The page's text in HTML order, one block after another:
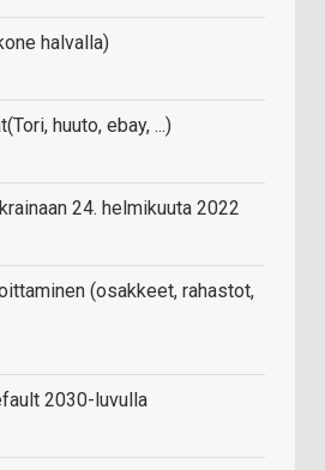
halvalla)
huuto, ebay, ...)
24. helmikuuta 2022
(osakkeet, rahastot,
2030-luvulla